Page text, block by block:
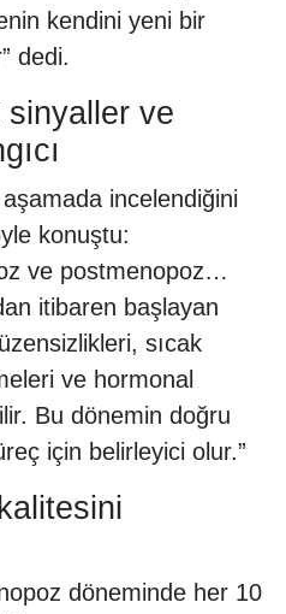
kendini yeni bir
dedi.
sinyaller ve
incelendiğini
konuştu:
ve postmenopoz…
itibaren başlayan
sıcak
ve hormonal
Bu dönemin doğru
için belirleyici olur.”
döneminde her 10